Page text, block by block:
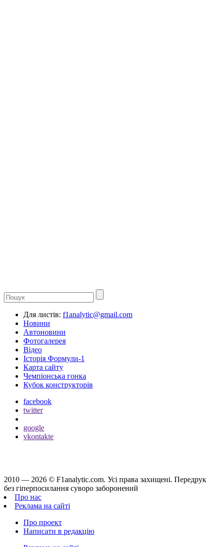
Для листів: f1analytic@gmail.com
Новини
Автоновини
Фотогалерея
Відео
Історія Формули-1
Карта сайту
Чемпіонська гонка
Кубок конструкторів
facebook
twitter
google
vkontakte
2010 — 2026 © F1analytic.com. Усi права захищенi. Передрук
без гіперпосилання суворо заборонений
Про нас
Реклама на сайті
Про проект
Написати в редакцію